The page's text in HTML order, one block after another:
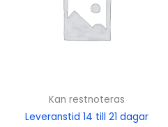
Kan restnoteras
Leveranstid 14 till 21 dagar